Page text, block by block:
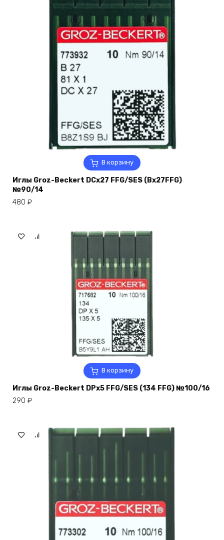
В корзину
Иглы Groz-Beckert DCx27 FFG/SES (Bx27FFG)
№90/14
480 ₽
В корзину
Иглы Groz-Beckert DPx5 FFG/SES (134 FFG) №100/16
290 ₽